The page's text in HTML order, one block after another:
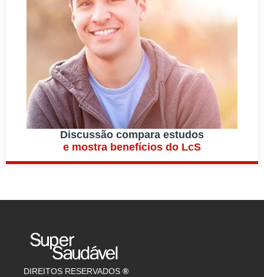
Discussão compara estudos
e mostra benefícios do LcS
DIREITOS RESERVADOS ®